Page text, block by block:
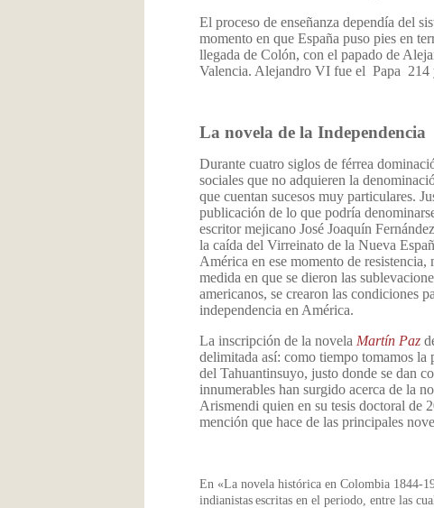
El proceso de enseñanza dependía del
momento en que España puso pies en
llegada de Colón, con el papado de
Valencia. Alejandro VI fue el Papa 214
La novela de la Independencia
Durante cuatro siglos de férrea
sociales que no adquieren la
que cuentan sucesos muy particulares.
publicación de lo que podría
escritor mejicano José Joaquín
la caída del Virreinato de la Nueva
América en ese momento de
medida en que se dieron las
americanos, se crearon las condiciones
independencia en América.
La inscripción de la novela Martín Paz
delimitada así: como tiempo tomamos
del Tahuantinsuyo, justo donde se dan
innumerables han surgido acerca de la
Arismendi quien en su tesis doctoral de
mención que hace de las principales
En «La novela histórica en Colombia 1844-
indianistas escritas en el periodo, entre las